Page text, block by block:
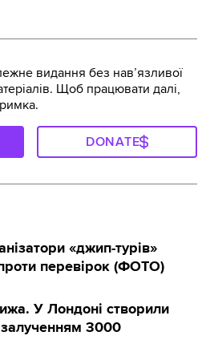
видання без навʼязливої
Щоб працювати далі,
DONATE
«джип-турів»
перевірок (ФОТО)
У Лондоні створили
3000